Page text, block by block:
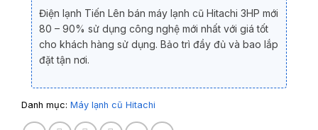
Điện lạnh Tiến Lên bán máy lạnh cũ Hitachi 3HP mới
80 – 90% sử dụng công nghệ mới nhất với giá tốt
cho khách hàng sử dụng. Bảo trì đầy đủ và bao lắp
đặt tận nơi.
Danh mục: Máy lạnh cũ Hitachi